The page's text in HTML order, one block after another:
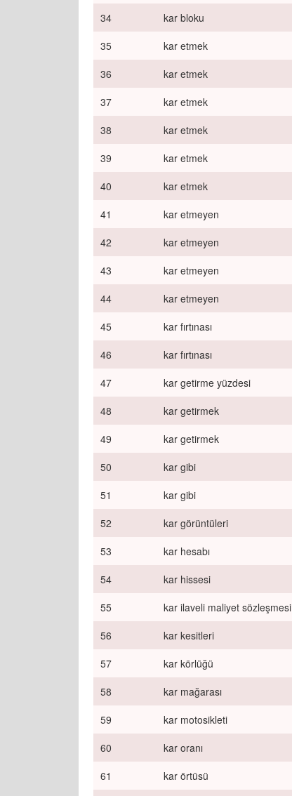
34
kar bloku
35
kar etmek
36
kar etmek
37
kar etmek
38
kar etmek
39
kar etmek
40
kar etmek
41
kar etmeyen
42
kar etmeyen
43
kar etmeyen
44
kar etmeyen
45
kar fırtınası
46
kar fırtınası
47
kar getirme yüzdesi
48
kar getirmek
49
kar getirmek
50
kar gibi
51
kar gibi
52
kar görüntüleri
53
kar hesabı
54
kar hissesi
55
kar ilaveli maliyet sözleşmesi
56
kar kesitleri
57
kar körlüğü
58
kar mağarası
59
kar motosikleti
60
kar oranı
61
kar örtüsü